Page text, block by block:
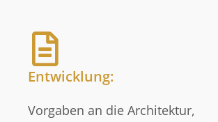
Entwicklung:
Vorgaben an die Architektur,